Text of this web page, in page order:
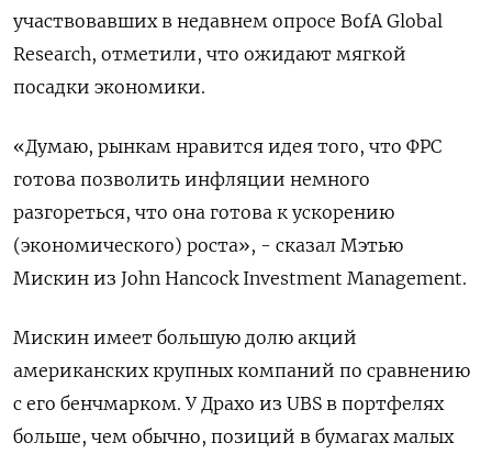
участвовавших в недавнем опросе BofA Global
Research, отметили, что ожидают мягкой
посадки экономики.
«Думаю, рынкам нравится идея того, что ФРС
готова позволить инфляции немного
разгореться, что она готова к ускорению
(экономического) роста», - сказал Мэтью
Мискин из John Hancock Investment Management.
Мискин имеет большую долю акций
американских крупных компаний по сравнению
с его бенчмарком. У Драхо из UBS в портфелях
больше, чем обычно, позиций в бумагах малых